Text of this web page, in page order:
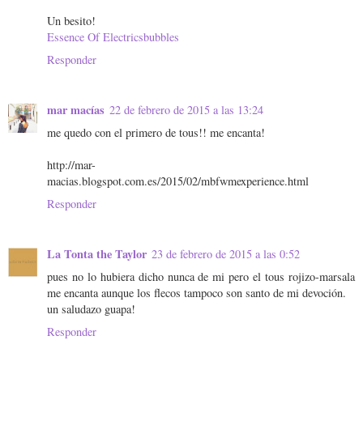
Un besito!
Essence Of Electricsbubbles
Responder
mar macías 22 de febrero de 2015 a las 13:24
me quedo con el primero de tous!! me encanta!
http://mar-
macias.blogspot.com.es/2015/02/mbfwmexperience.html
Responder
La Tonta the Taylor 23 de febrero de 2015 a las 0:52
pues no lo hubiera dicho nunca de mi pero el tous rojizo-marsala
me encanta aunque los flecos tampoco son santo de mi devoción.
un saludazo guapa!
Responder